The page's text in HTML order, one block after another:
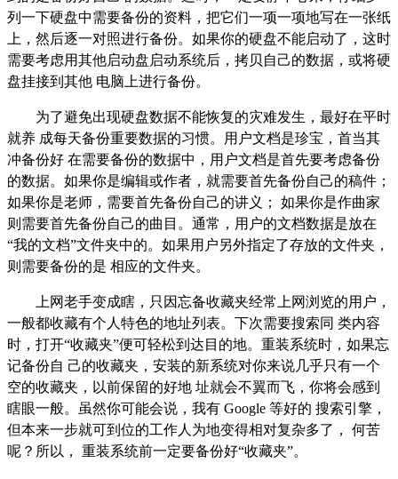
列一下硬盘中需要备份的资料，把它们一项一项地写在一张纸
上，然后逐一对照进行备份。如果你的硬盘不能启动了，这时
需要考虑用其他启动盘启动系统后，拷贝自己的数据，或将硬
盘挂接到其他 电脑上进行备份。
为了避免出现硬盘数据不能恢复的灾难发生，最好在平时
就养 成每天备份重要数据的习惯。用户文档是珍宝，首当其
冲备份好 在需要备份的数据中，用户文档是首先要考虑备份
的数据。如果你是编辑或作者，就需要首先备份自己的稿件；
如果你是老师，需要首先备份自己的讲义； 如果你是作曲家
则需要首先备份自己的曲目。通常，用户的文档数据是放在
“我的文档”文件夹中的。如果用户另外指定了存放的文件夹，
则需要备份的是 相应的文件夹。
上网老手变成瞎，只因忘备收藏夹经常上网浏览的用户，
一般都收藏有个人特色的地址列表。下次需要搜索同 类内容
时，打开“收藏夹”便可轻松到达目的地。重装系统时，如果忘
记备份自 己的收藏夹，安装的新系统对你来说几乎只有一个
空的收藏夹，以前保留的好地 址就会不翼而飞，你将会感到
瞎眼一般。虽然你可能会说，我有 Google 等好的 搜索引擎，
但本来一步就可到位的工作人为地变得相对复杂多了， 何苦
呢？所以， 重装系统前一定要备份好“收藏夹”。